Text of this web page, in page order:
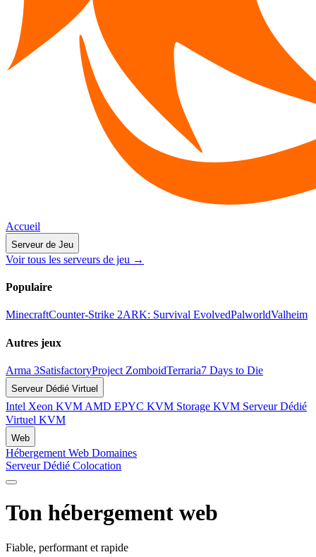
Accueil
Serveur de Jeu
Voir tous les serveurs de jeu →
Populaire
MinecraftCounter-Strike 2ARK: Survival EvolvedPalworldValheim
Autres jeux
Arma 3SatisfactoryProject ZomboidTerraria7 Days to Die
Serveur Dédié Virtuel
Intel Xeon KVM AMD EPYC KVM Storage KVM Serveur Dédié
Virtuel KVM
Web
Hébergement Web Domaines
Serveur Dédié Colocation
Ton hébergement web
Fiable, performant et rapide